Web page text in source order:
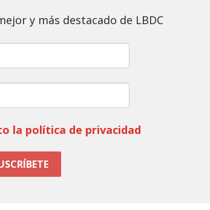
y más destacado de LBDC
la política de privacidad